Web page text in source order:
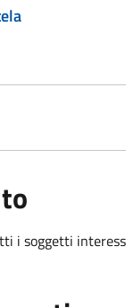
i soggetti